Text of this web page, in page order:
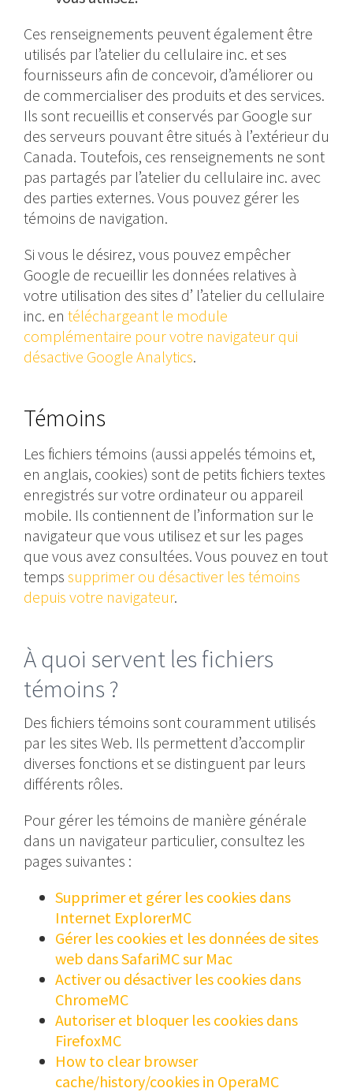
Ces renseignements peuvent également être
utilisés par l’atelier du cellulaire inc. et ses
fournisseurs afin de concevoir, d’améliorer ou
de commercialiser des produits et des services.
Ils sont recueillis et conservés par Google sur
des serveurs pouvant être situés à l’extérieur du
Canada. Toutefois, ces renseignements ne sont
pas partagés par l’atelier du cellulaire inc. avec
des parties externes. Vous pouvez gérer les
témoins de navigation.
Si vous le désirez, vous pouvez empêcher
Google de recueillir les données relatives à
votre utilisation des sites d’ l’atelier du cellulaire
inc. en téléchargeant le module
complémentaire pour votre navigateur qui
désactive Google Analytics.
Témoins
Les fichiers témoins (aussi appelés témoins et,
en anglais, cookies) sont de petits fichiers textes
enregistrés sur votre ordinateur ou appareil
mobile. Ils contiennent de l’information sur le
navigateur que vous utilisez et sur les pages
que vous avez consultées. Vous pouvez en tout
temps supprimer ou désactiver les témoins
depuis votre navigateur.
À quoi servent les fichiers
témoins ?
Des fichiers témoins sont couramment utilisés
par les sites Web. Ils permettent d’accomplir
diverses fonctions et se distinguent par leurs
différents rôles.
Pour gérer les témoins de manière générale
dans un navigateur particulier, consultez les
pages suivantes :
Supprimer et gérer les cookies dans
Internet ExplorerMC
Gérer les cookies et les données de sites
web dans SafariMC sur Mac
Activer ou désactiver les cookies dans
ChromeMC
Autoriser et bloquer les cookies dans
FirefoxMC
How to clear browser
cache/history/cookies in OperaMC